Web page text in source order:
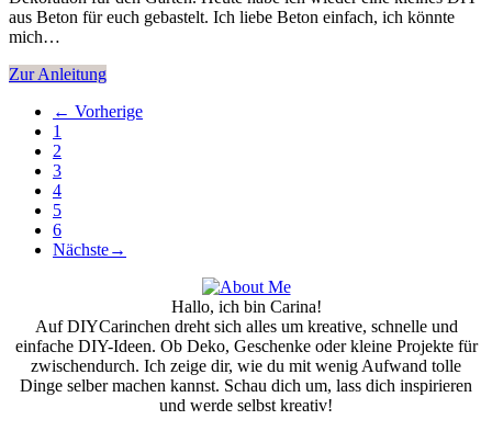
aus Beton für euch gebastelt. Ich liebe Beton einfach, ich könnte
mich…
Zur Anleitung
← Vorherige
1
2
3
4
5
6
Nächste→
Hallo, ich bin Carina!
Auf DIYCarinchen dreht sich alles um kreative, schnelle und
einfache DIY-Ideen. Ob Deko, Geschenke oder kleine Projekte für
zwischendurch. Ich zeige dir, wie du mit wenig Aufwand tolle
Dinge selber machen kannst. Schau dich um, lass dich inspirieren
und werde selbst kreativ!